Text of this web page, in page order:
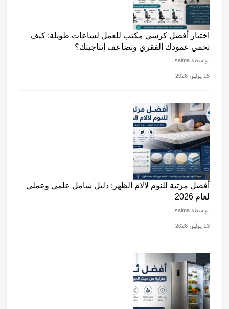
اختيار أفضل كرسي مكتب للعمل لساعات طويلة: كيف
تحمي عمودك الفقري وتضاعف إنتاجيتك؟
بواسطة salma
15 يوليو، 2026
أفضل مرتبة للنوم لآلام الظهر: دليل شامل علمي وعملي
لعام 2026
بواسطة salma
13 يوليو، 2026